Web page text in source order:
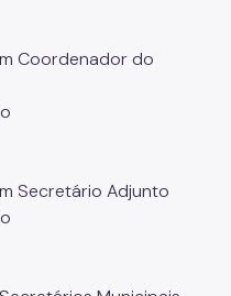
Coordenador do
Secretário Adjunto